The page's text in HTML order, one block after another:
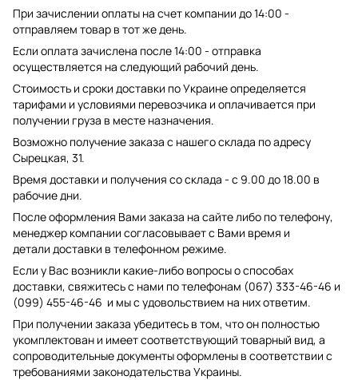
При зачислении оплаты на счет компании до 14:00 -
отправляем товар в тот же день.
Если оплата зачислена после 14:00 - отправка
осуществляется на следующий рабочий день.
Стоимость и сроки доставки по Украине определяется
тарифами и условиями перевозчика и оплачивается при
получении груза в месте назначения.
Возможно получение заказа с нашего склада по адресу
Сырецкая, 31.
Время доставки и получения со склада - с 9.00 до 18.00 в
рабочие дни.
После оформления Вами заказа на сайте либо по телефону,
менеджер компании согласовывает с Вами время и
детали доставки в телефонном режиме.
Если у Вас возникли какие-либо вопросы о способах
доставки, свяжитесь с нами по телефонам (067) 333-46-46 и
(099) 455-46-46 и мы с удовольствием на них ответим.
При получении заказа убедитесь в том, что он полностью
укомплектован и имеет соответствующий товарный вид, а
сопроводительные документы оформлены в соответствии с
требованиями законодательства Украины.